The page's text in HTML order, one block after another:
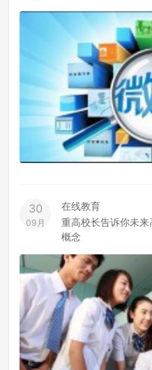
30
09月
在线教育
重高校长告诉你未来
概念